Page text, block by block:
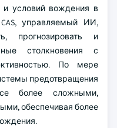
и условий вождения в
управляемый ИИ,
прогнозировать и
столкновения с
По мере
предотвращения
более сложными,
обеспечивая более